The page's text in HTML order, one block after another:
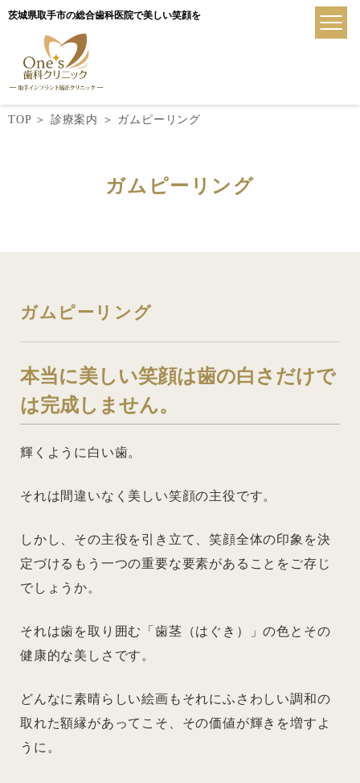
茨城県取手市の総合歯科医院で美しい笑顔を
TOP＞ 診療案内 ＞ ガムピーリング
ガムピーリング
ガムピーリング
本当に美しい笑顔は歯の白さだけで
は完成しません。
輝くように白い歯。
それは間違いなく美しい笑顔の主役です。
しかし、その主役を引き立て、笑顔全体の印象を決
定づけるもう一つの重要な要素があることをご存じ
でしょうか。
それは歯を取り囲む「歯茎（はぐき）」の色とその
健康的な美しさです。
どんなに素晴らしい絵画もそれにふさわしい調和の
取れた額縁があってこそ、その価値が輝きを増すよ
うに。